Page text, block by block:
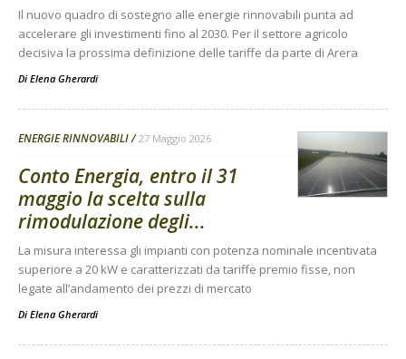
Il nuovo quadro di sostegno alle energie rinnovabili punta ad
accelerare gli investimenti fino al 2030. Per il settore agricolo
decisiva la prossima definizione delle tariffe da parte di Arera
Di Elena Gherardi
ENERGIE RINNOVABILI 27 Maggio 2026
Conto Energia, entro il 31
maggio la scelta sulla
rimodulazione degli...
La misura interessa gli impianti con potenza nominale incentivata
superiore a 20 kW e caratterizzati da tariffe premio fisse, non
legate all’andamento dei prezzi di mercato
Di Elena Gherardi